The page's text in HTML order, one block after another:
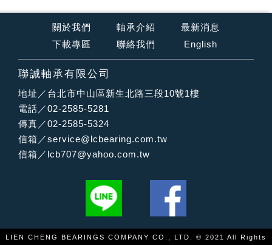
關於我們 軸承介紹
最新消息
下載專區
聯絡我們 English
聯誠軸承有限公司
地址／台北市中山區新生北路三段10號1樓
電話／02-2585-5281
傳真／02-2585-5324
信箱／service@lcbearing.com.tw
信箱／ lcb707@yahoo.com.tw
LIEN CHENG BEARINGS COMPANY CO., LTD. © 2021 All Rights